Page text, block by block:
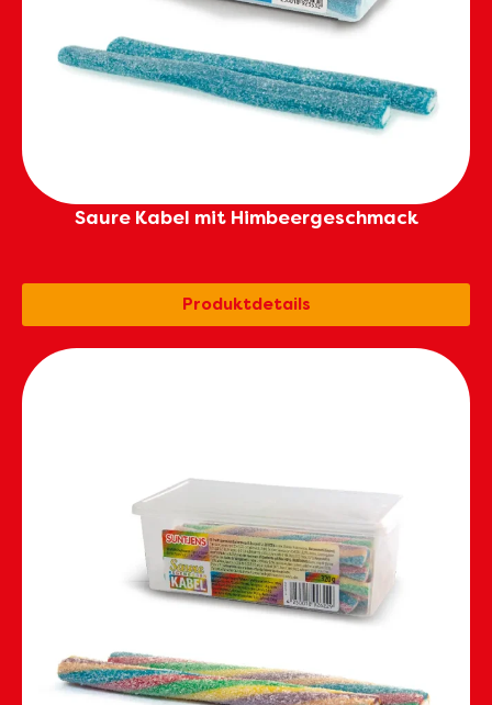
Saure Kabel mit Himbeergeschmack
Produktdetails